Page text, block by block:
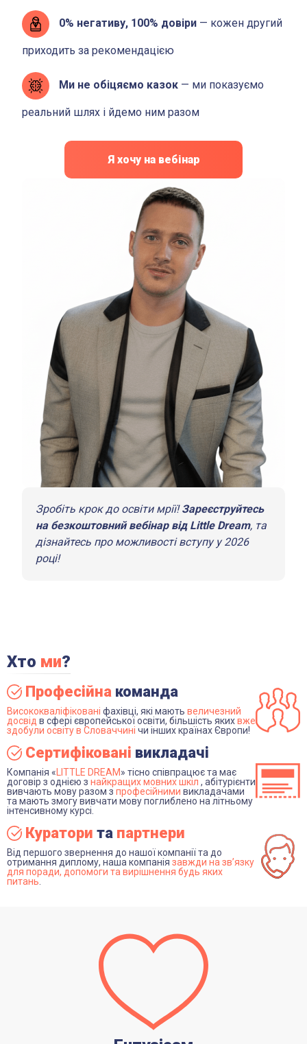
0% негативу, 100% довіри — кожен другий
приходить за рекомендацією
Ми не обіцяємо казок — ми показуємо
реальний шлях і йдемо ним разом
Я хочу на вебінар
Зробіть крок до освіти мрії!Зареєструйтесь
на безкоштовний вебінар від Little Dream, та
дізнайтесь про можливості вступу у 2026
році!
Хто ми?
Професійна команда
Висококваліфіковані фахівці, які мають величезний
досвід в сфері європейської освіти, більшість якихвже
здобули освіту в Словаччині чи інших країнах Європи!
Сертифіковані викладачі
Компанія « LITTLE DREAM» тісно співпрацює та має
договір з однією з найкращих мовних шкіл , абітурієнти
вивчають мову разом з професійними викладачами
та мають змогу вивчати мову поглиблено на літньому
інтенсивному курсі.
Куратори та партнери
Від першого звернення до нашої компанії та до
отримання диплому, наша компанія завжди на зв’язку
для поради, допомоги та вирішнення будь яких
питань